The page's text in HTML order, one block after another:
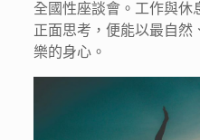
全國性座談會。工作與休
正面思考，便能以最自然
樂的身心。